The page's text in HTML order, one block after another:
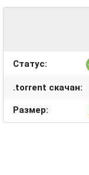
Статус:
.torrent скачан:
Размер: